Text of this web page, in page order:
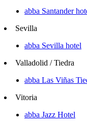
abba Santander
Sevilla
abba Sevilla hotel
Valladolid / Tiedra
abba Las Viñas
Vitoria
abba Jazz Hotel